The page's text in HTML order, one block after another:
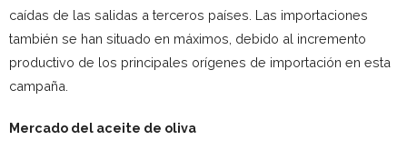
caídas de las salidas a terceros países. Las importaciones
también se han situado en máximos, debido al incremento
productivo de los principales orígenes de importación en esta
campaña.
Mercado del aceite de oliva